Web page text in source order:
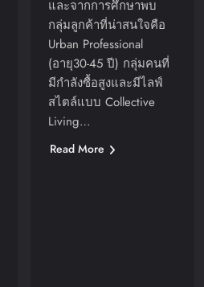
และจากการศึกษาพบ
กลุ่มลูกค้าที่น่าสนใจคือ
Urban Professional
(อายุ30-45 ปี) กลุ่มคนที่
มีกำลังซื้อสูงและมีไลฟ์
สไตล์แบบ Collective
Living…
Read More